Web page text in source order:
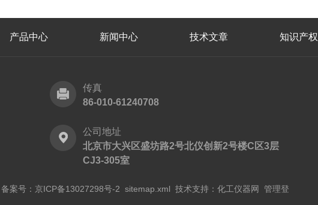
产品中心 新闻中心 技术文章 知识产权
传真
86-010-61240708
公司地址
北京市大兴区盛坊路2号北仪创新2号楼C区3层
CJ3-305室
案号： 京ICP备13027298号-2 sitemap.xml 技术支持：化工仪器网 管理登